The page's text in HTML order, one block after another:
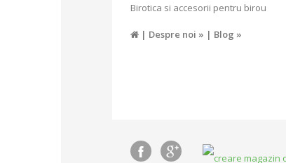
Birotica si accesorii pentru birou
| Despre noi » | Blog »